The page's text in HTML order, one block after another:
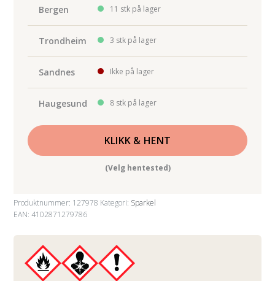
Bergen 11 stk på lager
Trondheim 3 stk på lager
Sandnes Ikke på lager
Haugesund 8 stk på lager
KLIKK & HENT
(Velg hentested)
Produktnummer: 127978 Kategori: Sparkel
EAN: 4102871279786